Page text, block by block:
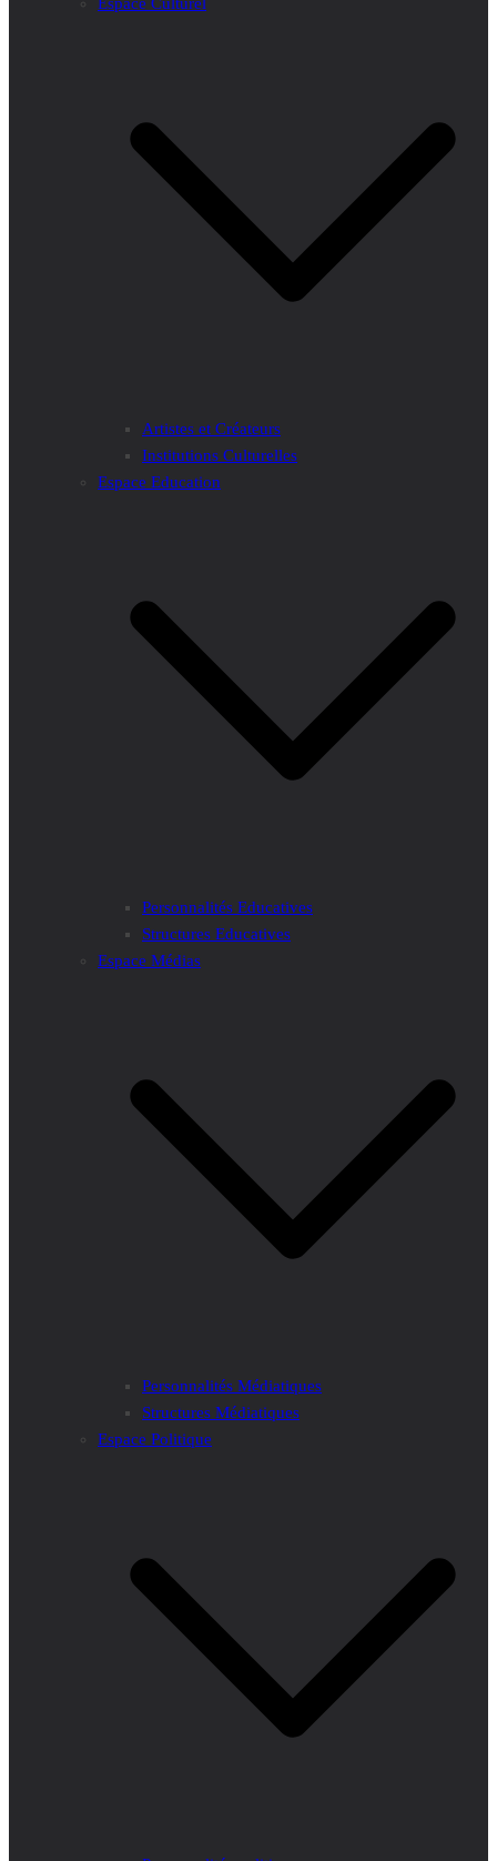
Artistes et Créateurs
Institutions Culturelles
Espace Education
Personnalités Educatives
Structures Educatives
Espace Médias
Personnalités Médiatiques
Structures Médiatiques
Espace Politique